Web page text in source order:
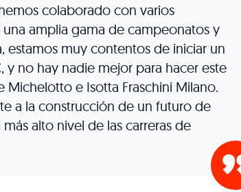
colaborado con varios
amplia gama de campeonatos y
muy contentos de iniciar un
no hay nadie mejor para hacer este
Michelotto e Isotta Fraschini Milano.
a la construcción de un futuro de
alto nivel de las carreras de